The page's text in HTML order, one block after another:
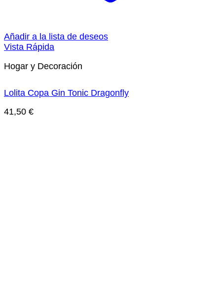
Añadir a la lista de deseos
Vista Rápida
Hogar y Decoración
Lolita Copa Gin Tonic Dragonfly
41,50 €